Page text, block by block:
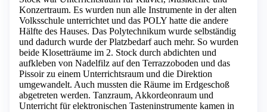
Konzertraum. Es wurden nun alle Instrumente in der alten
Volksschule unterrichtet und das POLY hatte die andere
Hälfte des Hauses. Das Polytechnikum wurde selbständig
und dadurch wurde der Platzbedarf auch mehr. So wurden
beide Klosetträume im 2. Stock durch abdichten und
aufkleben von Nadelfilz auf den Terrazzoboden und das
Pissoir zu einem Unterrichtsraum und die Direktion
umgewandelt. Auch mussten die Räume im Erdgeschoß
abgetreten werden. Tanzraum, Akkordeonraum und
Unterricht für elektronischen Tasteninstrumente kamen in